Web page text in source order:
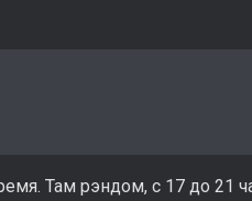
Там рэндом, с 17 до 21